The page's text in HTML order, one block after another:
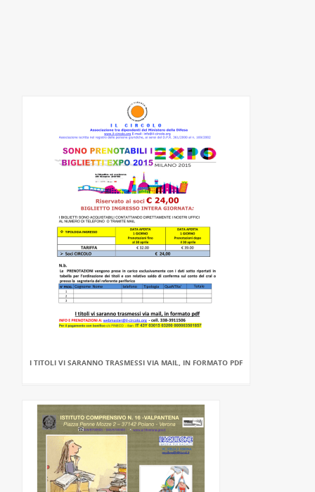
I TITOLI VI SARANNO TRASMESSI VIA MAIL, IN FORMATO PDF